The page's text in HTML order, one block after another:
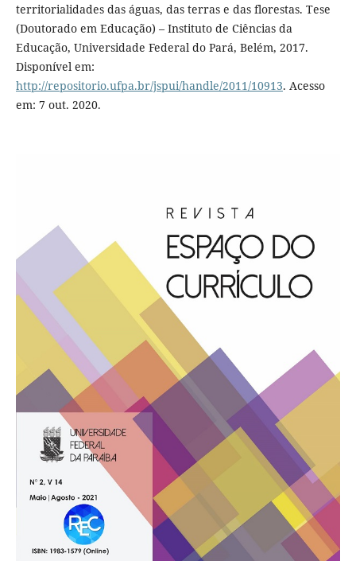
territorialidades das águas, das terras e das florestas. Tese
(Doutorado em Educação) – Instituto de Ciências da
Educação, Universidade Federal do Pará, Belém, 2017.
Disponível em:
http://repositorio.ufpa.br/jspui/handle/2011/10913. Acesso
em: 7 out. 2020.